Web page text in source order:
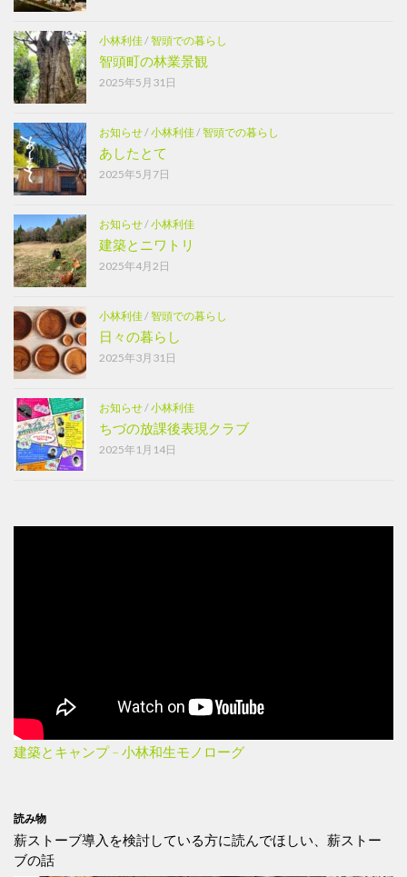
小林利佳/智頭での暮らし
智頭町の林業景観
2025年5月31日
お知らせ/小林利佳/智頭での暮らし
あしたとて
2025年5月7日
お知らせ/小林利佳
建築とニワトリ
2025年4月2日
小林利佳/智頭での暮らし
日々の暮らし
2025年3月31日
お知らせ/小林利佳
ちづの放課後表現クラブ
2025年1月14日
建築とキャンプ – 小林和生モノローグ
読み物
薪ストーブ導入を検討している方に読んでほしい、薪ストー
ブの話